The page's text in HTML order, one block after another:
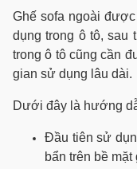
Ghế sofa ngoài
dụng trong ô tô, sau
trong ô tô cũng cần
gian sử dụng lâu dài.
Dưới đây là hướng
Đầu tiên sử
bẩn trên bề